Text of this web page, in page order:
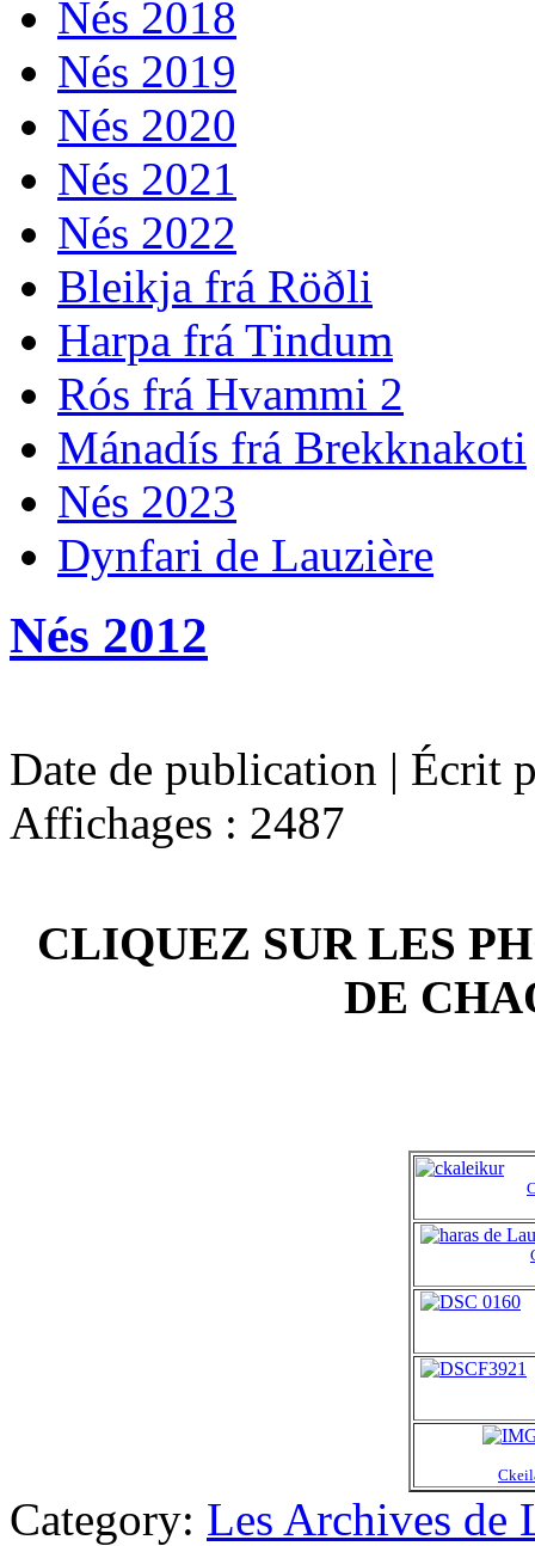
Nés 2018
Nés 2019
Nés 2020
Nés 2021
Nés 2022
Bleikja frá Röðli
Harpa frá Tindum
Rós frá Hvammi 2
Mánadís frá Brekknakoti
Nés 2023
Dynfari de Lauzière
Nés 2012
Date de publication | Écrit
Affichages : 2487
CLIQUEZ SUR LES
DE
Category: Les Archives de